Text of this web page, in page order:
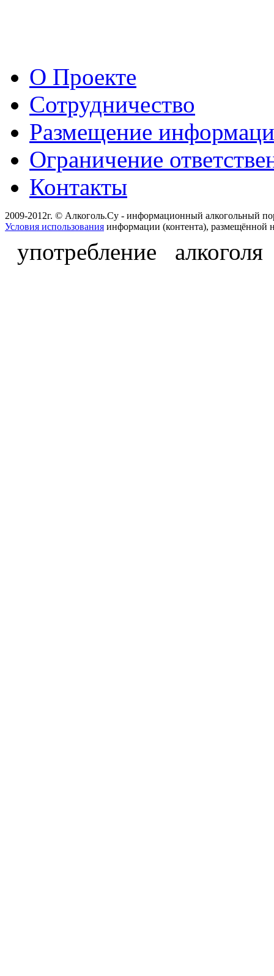
О Проекте
Сотрудничество
Размещение
Ограничение
Контакты
2009-2012г. © Алкоголь.Су - информационный алкогольный
Условия использования информации (контента), размещённой
употребление